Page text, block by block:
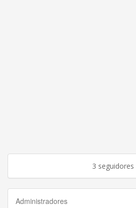
3 seguidores
Administradores